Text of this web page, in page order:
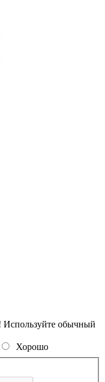
Используйте обычный
Хорошо